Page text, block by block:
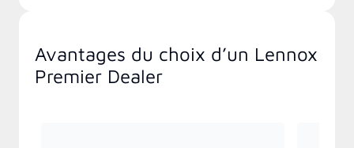
Avantages du choix d’un Lennox
Premier Dealer